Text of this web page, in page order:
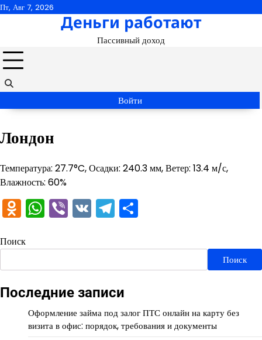
Перейти
Пт, Авг 7, 2026
Деньги работают
Пассивный доход
Войти
Лондон
Температура: 27.7°C, Осадки: 240.3 мм, Ветер: 13.4 м/с,
Влажность: 60%
Odnoklassniki
WhatsApp
Viber
VKTelegram
Поиск
Поиск
Последние записи
Оформление займа под залог ПТС онлайн на карту без
визита в офис: порядок, требования и документы